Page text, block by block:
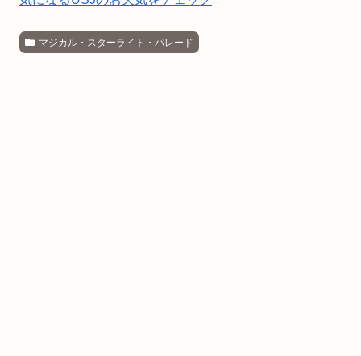
マジカル・スターライト・パレード